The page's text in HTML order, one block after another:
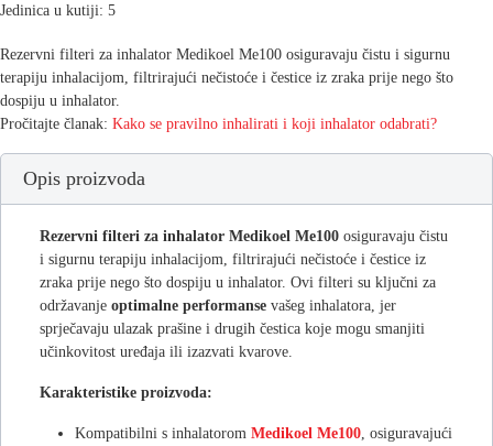
Jedinica u kutiji: 5
Rezervni filteri za inhalator Medikoel Me100 osiguravaju čistu i sigurnu
terapiju inhalacijom, filtrirajući nečistoće i čestice iz zraka prije nego što
dospiju u inhalator.
Pročitajte članak: Kako se pravilno inhalirati i koji inhalator odabrati?
Opis proizvoda
Rezervni filteri za inhalator Medikoel Me100 osiguravaju čistu
i sigurnu terapiju inhalacijom, filtrirajući nečistoće i čestice iz
zraka prije nego što dospiju u inhalator. Ovi filteri su ključni za
održavanje optimalne performanse vašeg inhalatora, jer
sprječavaju ulazak prašine i drugih čestica koje mogu smanjiti
učinkovitost uređaja ili izazvati kvarove.
Karakteristike proizvoda:
Kompatibilni s inhalatorom Medikoel Me100 , osiguravajući